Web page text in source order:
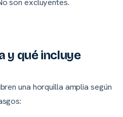
y qué incluye
una horquilla amplia según